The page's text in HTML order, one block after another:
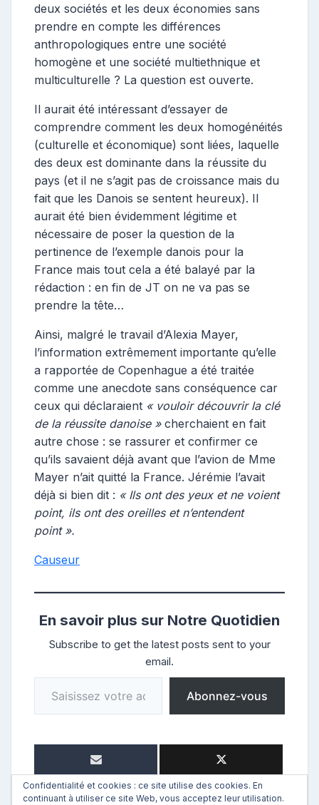
deux sociétés et les deux économies sans
prendre en compte les différences
anthropologiques entre une société
homogène et une société multiethnique et
multiculturelle ? La question est ouverte.
Il aurait été intéressant d’essayer de
comprendre comment les deux homogénéités
(culturelle et économique) sont liées, laquelle
des deux est dominante dans la réussite du
pays (et il ne s’agit pas de croissance mais du
fait que les Danois se sentent heureux). Il
aurait été bien évidemment légitime et
nécessaire de poser la question de la
pertinence de l’exemple danois pour la
France mais tout cela a été balayé par la
rédaction : en fin de JT on ne va pas se
prendre la tête…
Ainsi, malgré le travail d’Alexia Mayer,
l’information extrêmement importante qu’elle
a rapportée de Copenhague a été traitée
comme une anecdote sans conséquence car
ceux qui déclaraient « vouloir découvrir la clé
de la réussite danoise »cherchaient en fait
autre chose : se rassurer et confirmer ce
qu’ils savaient déjà avant que l’avion de Mme
Mayer n’ait quitté la France. Jérémie l’avait
déjà si bien dit : « Ils ont des yeux et ne voient
point, ils ont des oreilles et n’entendent
point ».
Causeur
En savoir plus sur Notre Quotidien
Subscribe to get the latest posts sent to your
email.
Saisissez votre adresse e-mail…
Abonnez-vous
Confidentialité et cookies : ce site utilise des cookies. En
continuant à utiliser ce site Web, vous acceptez leur utilisation.